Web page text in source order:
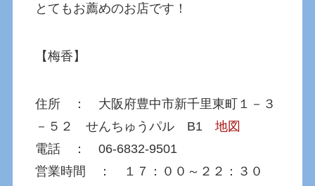
とてもお薦めのお店です！
【梅香】
住所 ： 大阪府豊中市新千里東町１－３
－５２ せんちゅうパル B1地図
電話 ： 06-6832-9501
営業時間 ： １７：００～２２：３０